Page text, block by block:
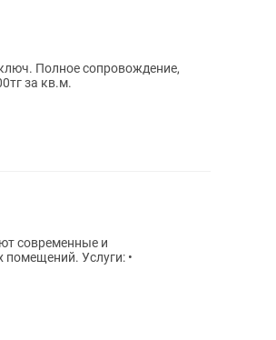
Полное сопровождение,
за кв.м.
Услуги: •